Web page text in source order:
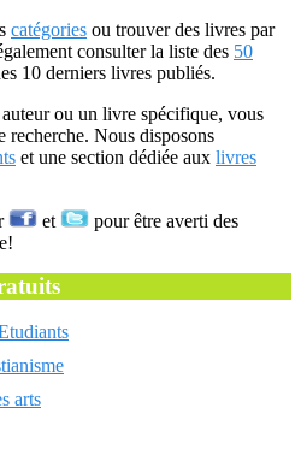
catégories ou trouver des livres par
consulter la liste des 50
10 derniers livres publiés.
ou un livre spécifique, vous
recherche. Nous disposons
et une section dédiée aux livres
et
pour être averti des
arts